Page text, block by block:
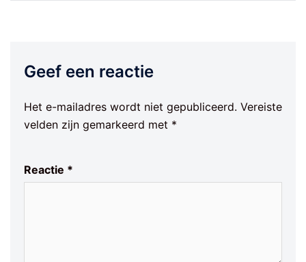
Geef een reactie
Het e-mailadres wordt niet gepubliceerd. Vereiste
velden zijn gemarkeerd met *
Reactie *